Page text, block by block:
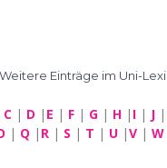
Weitere Einträge im Uni-
C | D | E | F | G | H | I | J |
| Q | R| S | T | U|V| W